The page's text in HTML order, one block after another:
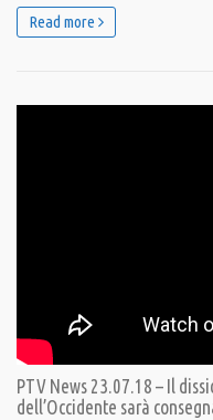
Read more
PTV News 23.07.18 – Il
dell’Occidente sarà